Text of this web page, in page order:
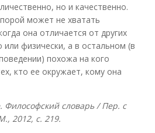
но и качественно.
может не хватать
она отличается от других
или физически, а в остальном (в
похожа на кого
кто ее окружает, кому она
Философский словарь / Пер. с
2012, с. 219.